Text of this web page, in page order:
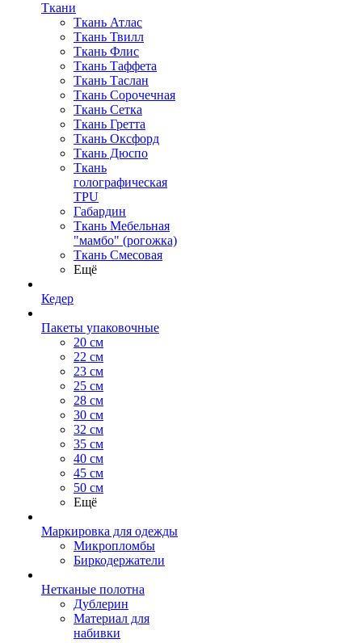
Ткани
Ткань Атлас
Ткань Твилл
Ткань Флис
Ткань Таффета
Ткань Таслан
Ткань Сорочечная
Ткань Сетка
Ткань Гретта
Ткань Оксфорд
Ткань Дюспо
Ткань
голографическая
TPU
Габардин
Ткань Мебельная
"мамбо" (рогожка)
Ткань Смесовая
Ещё
Кедер
Пакеты упаковочные
20 см
22 см
23 см
25 см
28 см
30 см
32 см
35 см
40 см
45 см
50 см
Ещё
Маркировка для одежды
Микропломбы
Биркодержатели
Нетканые полотна
Дублерин
Материал для
набивки